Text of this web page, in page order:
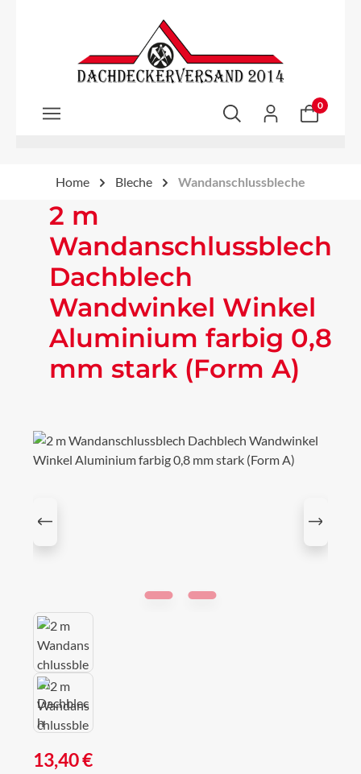
Zum Hauptinhalt springen
0
Home Bleche Wandanschlussbleche
2 m
Wandanschlussblech
Dachblech
Wandwinkel Winkel
Aluminium farbig 0,8
mm stark (Form A)
Bildergalerie überspringen
Regulärer Preis:
13,40 €